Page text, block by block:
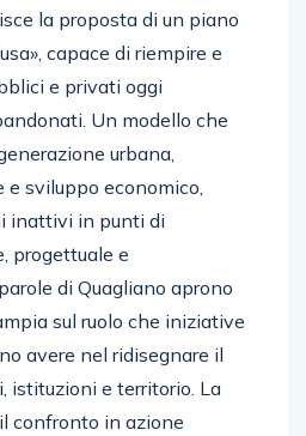
la proposta di un piano
capace di riempire e
e privati oggi
Un modello che
urbana,
e sviluppo economico,
inattivi in punti di
progettuale e
di Quagliano aprono
sul ruolo che iniziative
avere nel ridisegnare il
istituzioni e territorio. La
confronto in azione